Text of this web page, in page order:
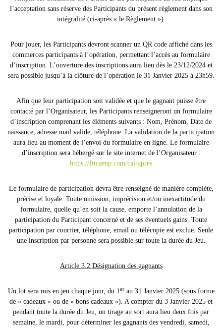
l’acceptation sans réserve des Participants du présent règlement dans son
intégralité (ci-après « le Règlement »).
Pour jouer, les Participants devront scanner un QR code affiché dans les
commerces participants à l’opération, permettant l’accès au formulaire
d’inscription. L’ouverture des inscriptions aura lieu dès le 23/12/2024 et
sera possible jusqu’à la clôture de l’opération le 31 Janvier 2025 à 23h59.
Afin que leur participation soit validée et que le gagnant puisse être
contacté par l’Organisateur, les Participants renseigneront un formulaire
d’inscription comprenant les éléments suivants : Nom, Prénom, Date de
naissance, adresse mail valide, téléphone. La validation de la participation
aura lieu au moment de l’envoi du formulaire en ligne. Le formulaire
d’inscription sera hébergé sur le site internet de l’Organisateur :
https://fitcaenp.com/cal-apres
Le formulaire de participation devra être renseigné de manière complète,
précise et loyale. Toute omission, imprécision et/ou inexactitude du
formulaire, quelle qu’en soit la cause, emporte l’annulation de la
participation du Participant concerné et de ses éventuels gains. Toute
participation par courrier, téléphone, email ou télécopie est exclue. Seule
une inscription par personne sera possible sur toute la durée du Jeu.
Article 3.2 Désignation des gagnants
Un lot sera mis en jeu chaque jour, du 1erau 31 Janvier 2025 (sous forme
de « cadeaux » ou de « bons cadeaux »). A compter du 3 Janvier 2025 et
pendant toute la durée du Jeu, un tirage au sort aura lieu deux fois par
semaine, le mardi, pour déterminer les gagnants des vendredi, samedi,